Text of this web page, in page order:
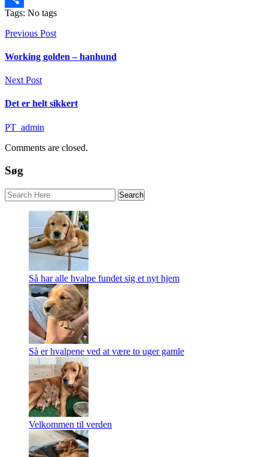
Share
Tags: No tags
Previous Post
Working golden – hanhund
Next Post
Det er helt sikkert
PT_admin
Comments are closed.
Søg
Så har alle hvalpe fundet sig et nyt hjem
Så er hvalpene ved at være to uger gamle
Velkommen til verden